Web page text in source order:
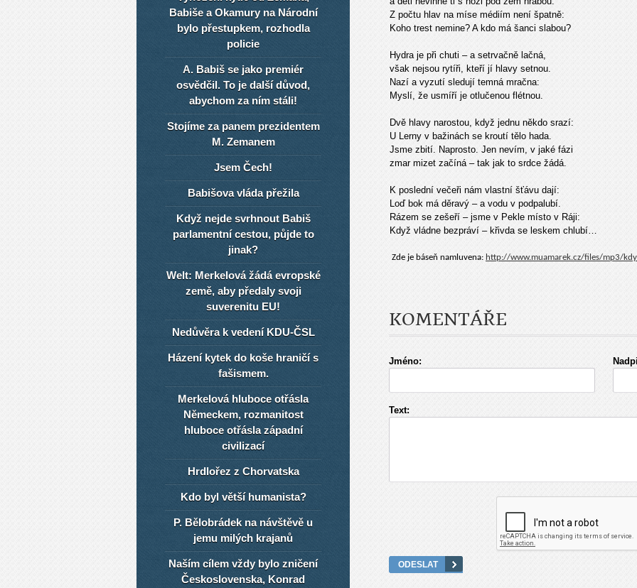
Z počtu hlav na míse médiím není špatně:
Koho trest nemine? A kdo má šanci slabou?
Hydra je při chuti – a setrvačně lačná,
však nejsou rytíři, kteří jí hlavy setnou.
Nazí a vyzutí sledují temná mračna:
Myslí, že usmíří je otlučenou flétnou.
Dvě hlavy narostou, když jednu někdo srazí:
U Lerny v bažinách se kroutí tělo hada.
Jsme zbití. Naprosto. Jen nevím, v jaké fázi
zmar mizet začíná – tak jak to srdce žádá.
K poslední večeři nám vlastní šťávu dají:
Loď bok má děravý – a vodu v podpalubí.
Rázem se zešeří – jsme v Pekle místo v Ráji:
Když vládne bezpráví – křivda se leskem chlubí…
Zde je báseň namluvena: http://www.muamarek.cz/files/mp3/
KOMENTÁŘE
Jméno:
Text:
Babiše a Okamury na Národní
bylo přestupkem, rozhodla
policie
A. Babiš se jako premiér
osvědčil. To je další důvod,
abychom za ním stáli!
Stojíme za panem prezidentem
M. Zemanem
Jsem Čech!
Babišova vláda přežila
Když nejde svrhnout Babiš
parlamentní cestou, půjde to
jinak?
Welt: Merkelová žádá evropské
země, aby předaly svoji
suverenitu EU!
Nedůvěra k vedení KDU-ČSL
Házení kytek do koše hraničí s
fašismem.
Merkelová hluboce otřásla
Německem, rozmanitost
hluboce otřásla západní
civilizací
Hrdlořez z Chorvatska
Kdo byl větší humanista?
P. Bělobrádek na návštěvě u
jemu milých krajanů
Naším cílem vždy bylo zničení
Československa, Konrad